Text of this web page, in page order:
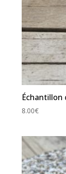
Échantillon
8.00€